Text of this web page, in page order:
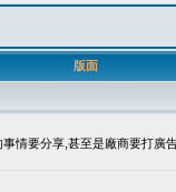
版面
情要分享,甚至是廠商要打廣